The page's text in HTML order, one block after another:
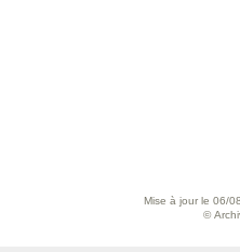
Mise à jour le 06/
©